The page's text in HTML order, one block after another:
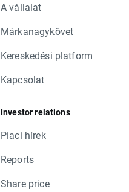
A vállalat
Márkanagykövet
Kereskedési platform
Kapcsolat
Investor relations
Piaci hírek
Reports
Share price